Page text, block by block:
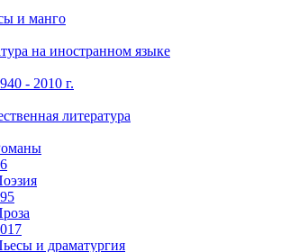
и манго
на иностранном языке
- 2010 г.
литература
и драматургия